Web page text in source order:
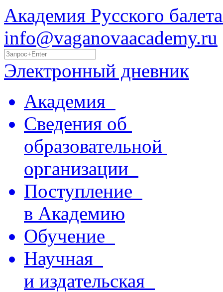
Академия Русского
info@vaganovaacademy.ru
Электронный дневник
Академия
Сведения об
образовательной
организации
Поступление
в Академию
Обучение
Научная
и издательская